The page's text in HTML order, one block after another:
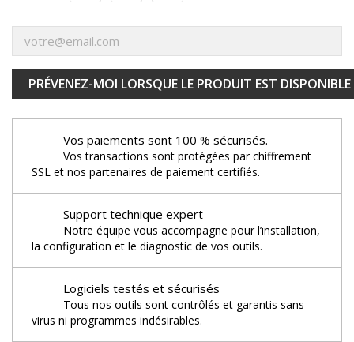
PRÉVENEZ-MOI LORSQUE LE PRODUIT EST DISPONIBLE
Vos paiements sont 100 % sécurisés.
Vos transactions sont protégées par chiffrement
SSL et nos partenaires de paiement certifiés.
Support technique expert
Notre équipe vous accompagne pour l’installation,
la configuration et le diagnostic de vos outils.
Logiciels testés et sécurisés
Tous nos outils sont contrôlés et garantis sans
virus ni programmes indésirables.